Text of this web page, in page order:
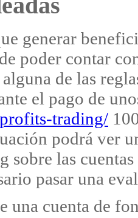
generar
poder contar
de las
el pago de
trading/
podrá ver
las
pasar una
una cuenta de